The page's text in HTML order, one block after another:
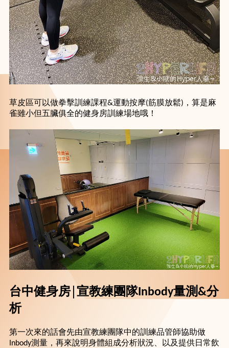
草皮區可以做拳擊訓練課程&運動按摩(筋膜放鬆)，算是麻
雀雖小但五臟俱全的健身房訓練場地哦！
台中健身房│宣教練團隊Inbody量測&分
析
第一次來的話會先由宣教練團隊中的訓練品管師協助做
Inbody測量，再來說明身體組成分析狀況、以及提供日常飲